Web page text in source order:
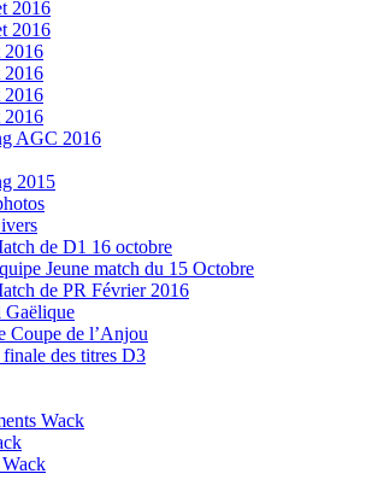
2016
2016
2016
2016
2016
2016
AGC 2016
2015
de D1 16 octobre
Jeune match du 15 Octobre
de PR Février 2016
Gaëlique
Coupe de l’Anjou
des titres D3
Wack